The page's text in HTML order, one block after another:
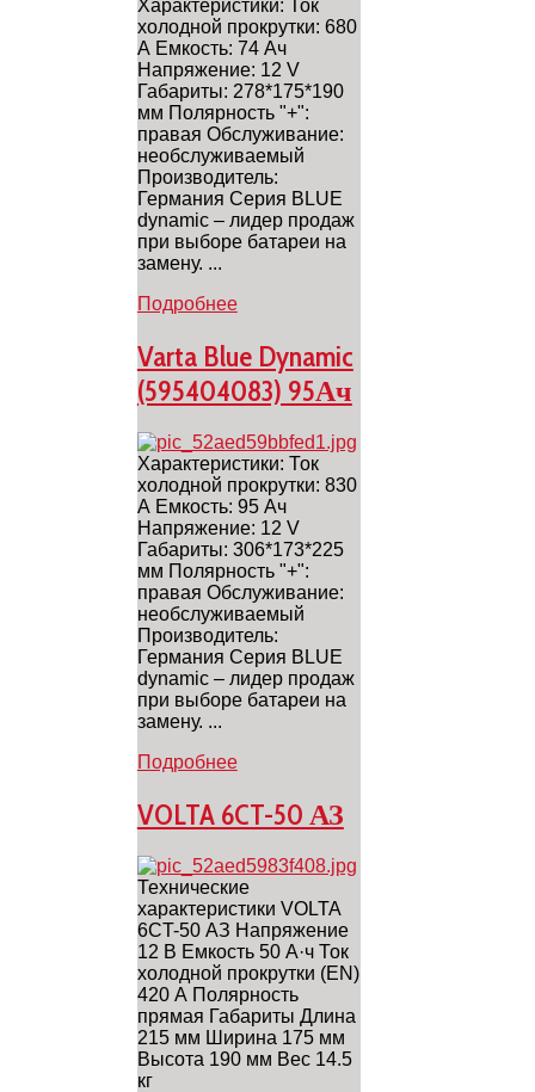
Характеристики: Ток
холодной прокрутки: 680
А Емкость: 74 Ач
Напряжение: 12 V
Габариты: 278*175*190
мм Полярность "+":
правая Обслуживание:
необслуживаемый
Производитель:
Германия Серия BLUE
dynamic – лидер продаж
при выборе батареи на
замену. ...
Подробнее
Varta Blue Dynamic
(595404083) 95Ач
Характеристики: Ток
холодной прокрутки: 830
А Емкость: 95 Ач
Напряжение: 12 V
Габариты: 306*173*225
мм Полярность "+":
правая Обслуживание:
необслуживаемый
Производитель:
Германия Серия BLUE
dynamic – лидер продаж
при выборе батареи на
замену. ...
Подробнее
VOLTA 6CT-50 АЗ
Технические
характеристики VOLTA
6CT-50 АЗ Напряжение
12 В Емкость 50 А·ч Ток
холодной прокрутки (EN)
420 А Полярность
прямая Габариты Длина
215 мм Ширина 175 мм
Высота 190 мм Вес 14.5
кг